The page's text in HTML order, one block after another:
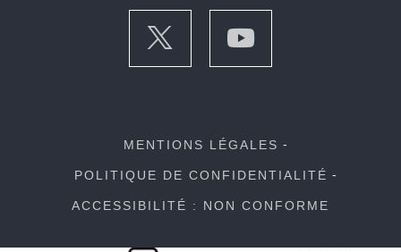
MENTIONS LÉGALES
POLITIQUE DE CONFIDENTIALITÉ
ACCESSIBILITÉ : NON CONFORME